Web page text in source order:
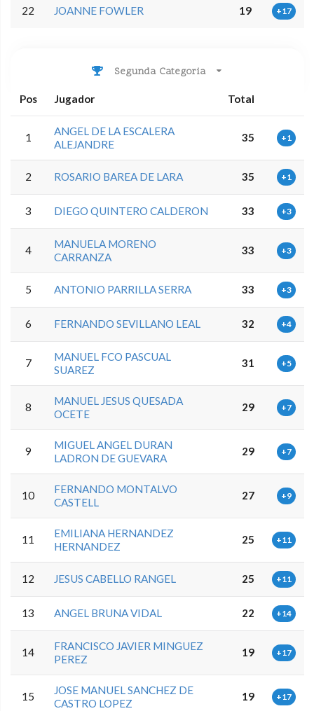
22 JOANNE FOWLER 19 +17
Segunda Categoria
Pos Jugador Total
1
ANGEL DE LA ESCALERA
ALEJANDRE
35 +1
2 ROSARIO BAREA DE LARA 35 +1
3 DIEGO QUINTERO CALDERON 33 +3
4
MANUELA MORENO
CARRANZA
33 +3
5 ANTONIO PARRILLA SERRA 33 +3
6 FERNANDO SEVILLANO LEAL 32 +4
7
MANUEL FCO PASCUAL
SUAREZ
31 +5
8
MANUEL JESUS QUESADA
OCETE
29 +7
9
MIGUEL ANGEL DURAN
LADRON DE GUEVARA
29 +7
10
FERNANDO MONTALVO
CASTELL
27 +9
11
EMILIANA HERNANDEZ
HERNANDEZ
25 +11
12 JESUS CABELLO RANGEL 25 +11
13 ANGEL BRUNA VIDAL 22 +14
14
FRANCISCO JAVIER MINGUEZ
PEREZ
19 +17
15
JOSE MANUEL SANCHEZ DE
CASTRO LOPEZ
19 +17